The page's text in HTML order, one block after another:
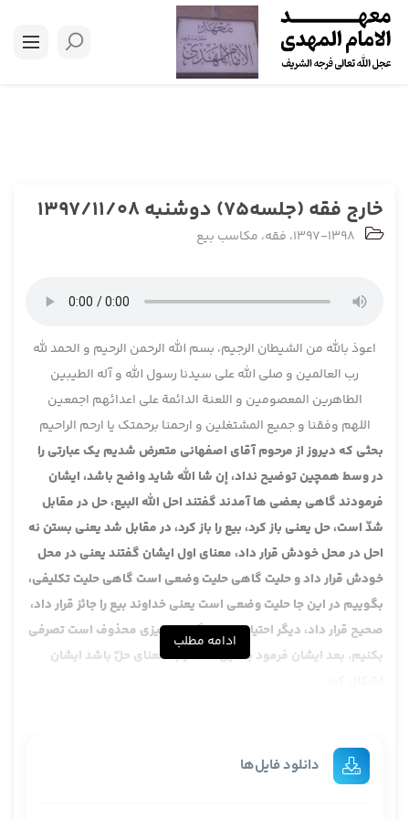
خارج فقه (جلسه75) دوشنبه 1397/11/08
1397-1398، فقه، مکاسب بیع
اعوذ بالله من الشیطان الرجیم، بسم الله الرحمن الرحیم و الحمد لله
رب العالمین و صلی الله علی سیدنا رسول الله و آله الطیبین
الطاهرین المعصومین و اللعنة الدائمة علی اعدائهم اجمعین
اللهم وفقنا و جمیع المشتغلین و ارحمنا برحمتک یا ارحم الراحیم
بحثی که دیروز از مرحوم آقای اصفهانی متعرض شدیم یک عبارتی را
در وسط همچین توضیح نداد، إن شا الله شاید واضح باشد، ایشان
فرمودند گاهی بعضی ها آمدند گفتند احل الله البیع، حل در مقابل
شدّ است، حل یعنی باز کرد، بیع را باز کرد، در مقابل شد یعنی بستن نه
احل در محل خودش قرار داد، معنای اول ایشان گفتند یعنی در محل
خودش قرار داد و حلیت گاهی حلیت وضعی است گاهی حلیت تکلیفی،
بگوییم در این جا حلیت وضعی است یعنی خداوند بیع را جائز قرار داد،
صحیح قرار داد، دیگر احتیاج ندارد بگوییم چیزی محذوف است تصرفی
بکنیم. بعد ایشان فرمود به این که اگر به معنای حلّ باشد ایشان
با حروف جر مثل ذهب ب، چون در این جا حروف ندارد احل الله البیع
یعنی ممکن است به ذهنتان بیاید که این یعنی چه یتعدی بنفسه،
ادامه مطلب
دانلود فایل‌ها